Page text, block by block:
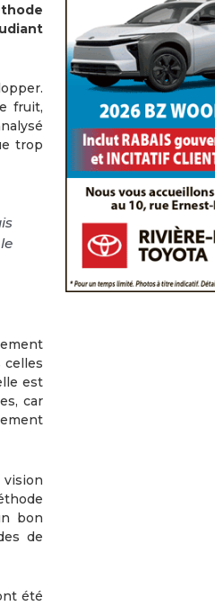
fruit,
trop
celles
est
car
vision
bon
de
été